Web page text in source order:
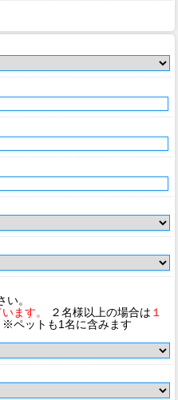
。
ます。
２名様以上の場合は １
※ペットも1名に含みます